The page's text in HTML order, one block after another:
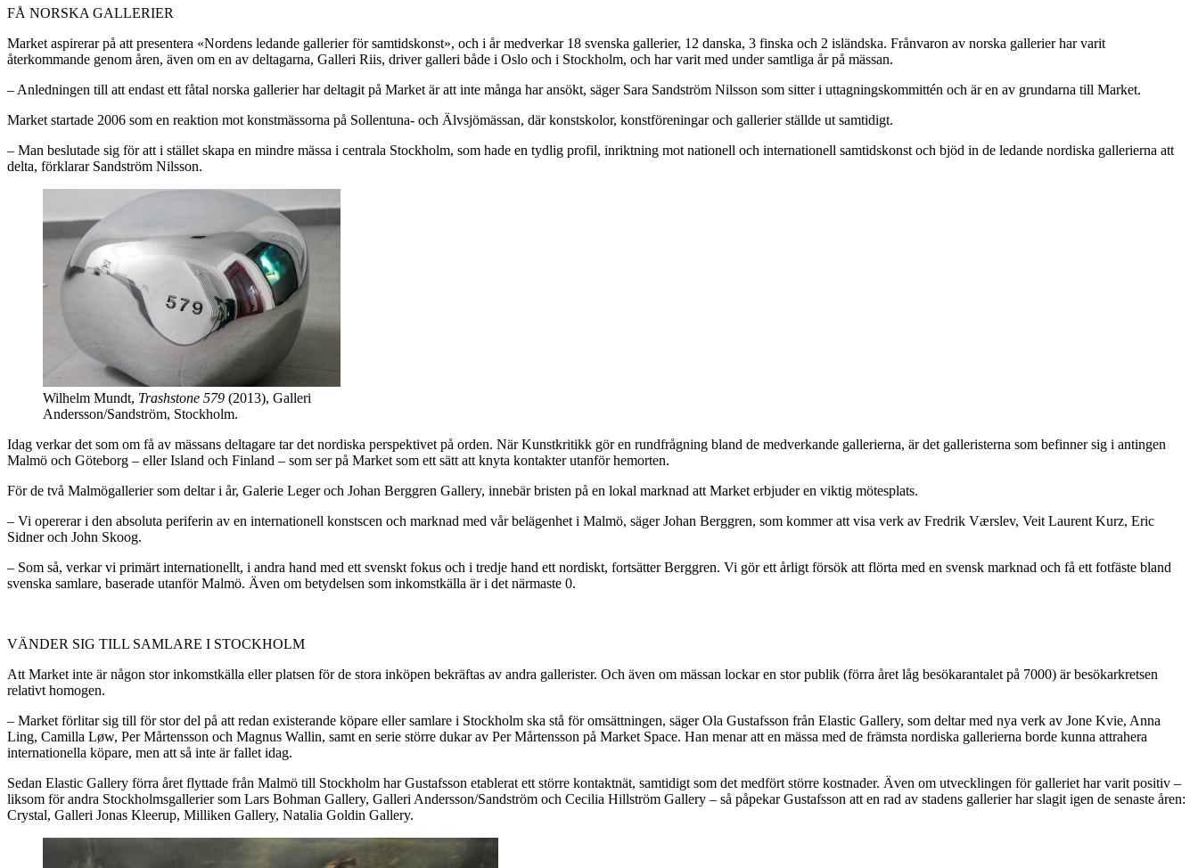
FÅ NORSKA GALLERIER
Market aspirerar på att presentera «Nordens ledande gallerier för samtidskonst», och i år medverkar 18 svenska gallerier, 12 danska, 3 finska och 2 isländska. Frånvaron av norska gallerier har varit
återkommande genom åren, även om en av deltagarna, Galleri Riis, driver galleri både i Oslo och i Stockholm, och har varit med under samtliga år på mässan.
– Anledningen till att endast ett fåtal norska gallerier har deltagit på Market är att inte många har ansökt, säger Sara Sandström Nilsson som sitter i uttagningskommittén och är en av grundarna till Market.
Market startade 2006 som en reaktion mot konstmässorna på Sollentuna- och Älvsjömässan, där konstskolor, konstföreningar och gallerier ställde ut samtidigt.
– Man beslutade sig för att i stället skapa en mindre mässa i centrala Stockholm, som hade en tydlig profil, inriktning mot nationell och internationell samtidskonst och bjöd in de ledande nordiska gallerierna att
delta, förklarar Sandström Nilsson.
Wilhelm Mundt, Trashstone 579 (2013), Galleri
Andersson/Sandström, Stockholm.
Idag verkar det som om få av mässans deltagare tar det nordiska perspektivet på orden. När Kunstkritikk gör en rundfrågning bland de medverkande gallerierna, är det galleristerna som befinner sig i antingen
Malmö och Göteborg – eller Island och Finland – som ser på Market som ett sätt att knyta kontakter utanför hemorten.
För de två Malmögallerier som deltar i år, Galerie Leger och Johan Berggren Gallery, innebär bristen på en lokal marknad att Market erbjuder en viktig mötesplats.
– Vi opererar i den absoluta periferin av en internationell konstscen och marknad med vår belägenhet i Malmö, säger Johan Berggren, som kommer att visa verk av Fredrik Værslev, Veit Laurent Kurz, Eric
Sidner och John Skoog.
– Som så, verkar vi primärt internationellt, i andra hand med ett svenskt fokus och i tredje hand ett nordiskt, fortsätter Berggren. Vi gör ett årligt försök att flörta med en svensk marknad och få ett fotfäste bland
svenska samlare, baserade utanför Malmö. Även om betydelsen som inkomstkälla är i det närmaste 0.
VÄNDER SIG TILL SAMLARE I STOCKHOLM
Att Market inte är någon stor inkomstkälla eller platsen för de stora inköpen bekräftas av andra gallerister. Och även om mässan lockar en stor publik (förra året låg besökarantalet på 7000) är besökarkretsen
relativt homogen.
– Market förlitar sig till för stor del på att redan existerande köpare eller samlare i Stockholm ska stå för omsättningen, säger Ola Gustafsson från Elastic Gallery, som deltar med nya verk av Jone Kvie, Anna
Ling, Camilla Løw, Per Mårtensson och Magnus Wallin, samt en serie större dukar av Per Mårtensson på Market Space. Han menar att en mässa med de främsta nordiska gallerierna borde kunna attrahera
internationella köpare, men att så inte är fallet idag.
Sedan Elastic Gallery förra året flyttade från Malmö till Stockholm har Gustafsson etablerat ett större kontaktnät, samtidigt som det medfört större kostnader. Även om utvecklingen för galleriet har varit positiv –
liksom för andra Stockholmsgallerier som Lars Bohman Gallery, Galleri Andersson/Sandström och Cecilia Hillström Gallery – så påpekar Gustafsson att en rad av stadens gallerier har slagit igen de senaste åren:
Crystal, Galleri Jonas Kleerup, Milliken Gallery, Natalia Goldin Gallery.